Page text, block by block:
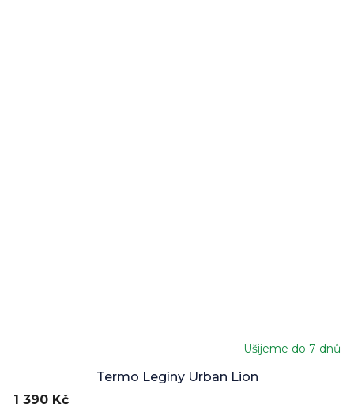
Termo Legíny Urban Lion
Ušijeme do 7 dnů
1 390 Kč